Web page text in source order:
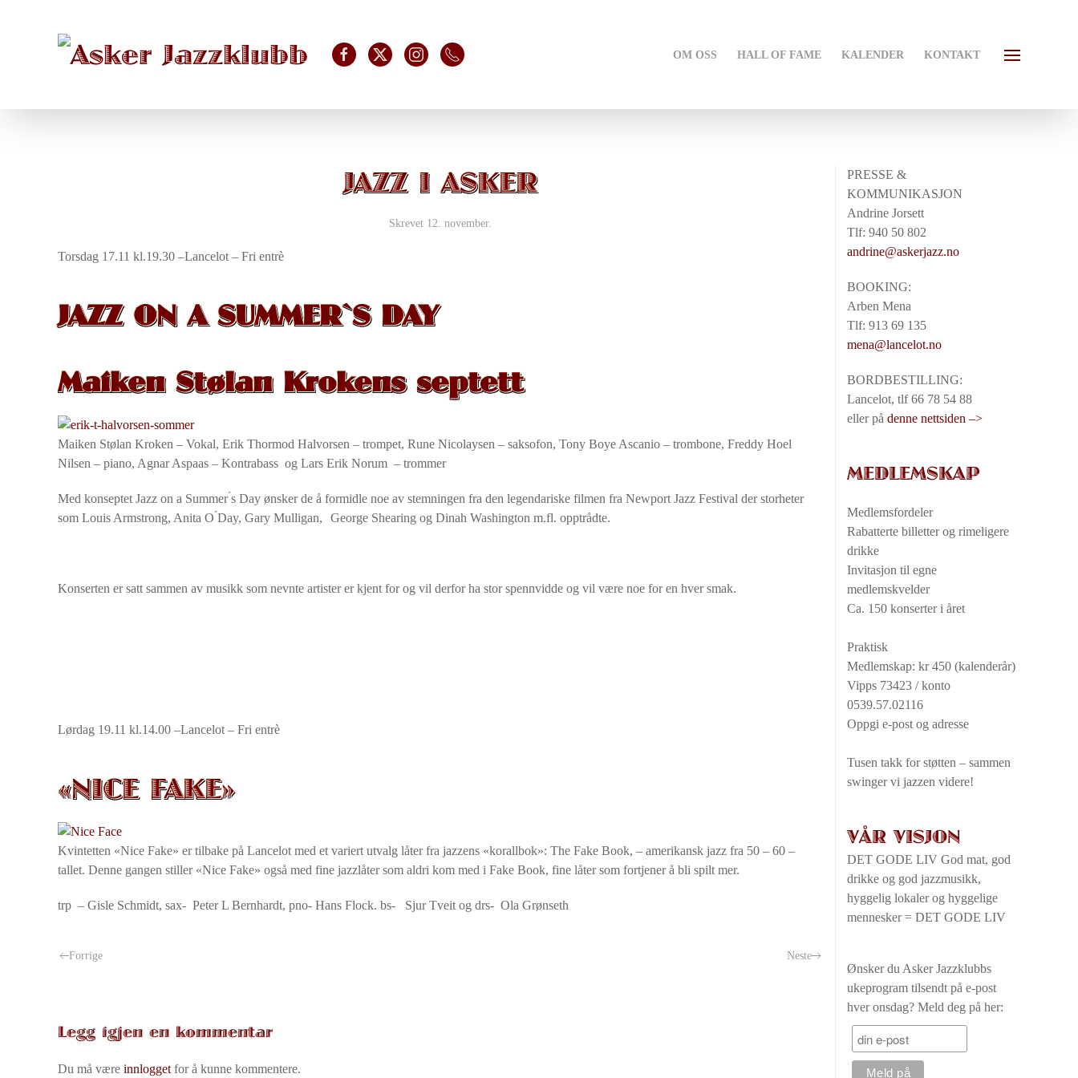
Skip to main content
OM OSS HALL OF FAME KALENDER KONTAKT
JAZZ I ASKER
Skrevet 12. november.
Torsdag 17.11 kl.19.30 –Lancelot – Fri entrè
JAZZ ON A SUMMER`S DAY
Maiken Stølan Krokens septett
Maiken Stølan Kroken – Vokal, Erik Thormod Halvorsen – trompet, Rune Nicolaysen – saksofon, Tony Boye Ascanio – trombone, Freddy Hoel
Nilsen – piano, Agnar Aspaas – Kontrabass og Lars Erik Norum – trommer
Med konseptet Jazz on a Summer ́s Day ønsker de å formidle noe av stemningen fra den legendariske filmen fra Newport Jazz Festival der storheter
som Louis Armstrong, Anita O ́Day, Gary Mulligan, George Shearing og Dinah Washington m.fl. opptrådte.
Konserten er satt sammen av musikk som nevnte artister er kjent for og vil derfor ha stor spennvidde og vil være noe for en hver smak.
Lørdag 19.11 kl.14.00 –Lancelot – Fri entrè
«NICE FAKE»
Kvintetten «Nice Fake» er tilbake på Lancelot med et variert utvalg låter fra jazzens «korallbok»: The Fake Book, – amerikansk jazz fra 50 – 60 –
tallet. Denne gangen stiller «Nice Fake» også med fine jazzlåter som aldri kom med i Fake Book, fine låter som fortjener å bli spilt mer.
trp – Gisle Schmidt, sax- Peter L Bernhardt, pno- Hans Flock. bs- Sjur Tveit og drs- Ola Grønseth
Forrige Neste
Legg igjen en kommentar
Du må være innlogget for å kunne kommentere.
PRESSE &
KOMMUNIKASJON
Andrine Jorsett
Tlf: 940 50 802
andrine@askerjazz.no
BOOKING:
Arben Mena
Tlf: 913 69 135
mena@lancelot.no
BORDBESTILLING:
Lancelot, tlf 66 78 54 88
eller på denne nettsiden –>
MEDLEMSKAP
Medlemsfordeler
Rabatterte billetter og rimeligere
drikke
Invitasjon til egne
medlemskvelder
Ca. 150 konserter i året
Praktisk
Medlemskap: kr 450 (kalenderår)
Vipps 73423 / konto
0539.57.02116
Oppgi e-post og adresse
Tusen takk for støtten – sammen
swinger vi jazzen videre!
VÅR VISJON
DET GODE LIV God mat, god
drikke og god jazzmusikk,
hyggelig lokaler og hyggelige
mennesker = DET GODE LIV
Ønsker du Asker Jazzklubbs
ukeprogram tilsendt på e-post
hver onsdag? Meld deg på her: